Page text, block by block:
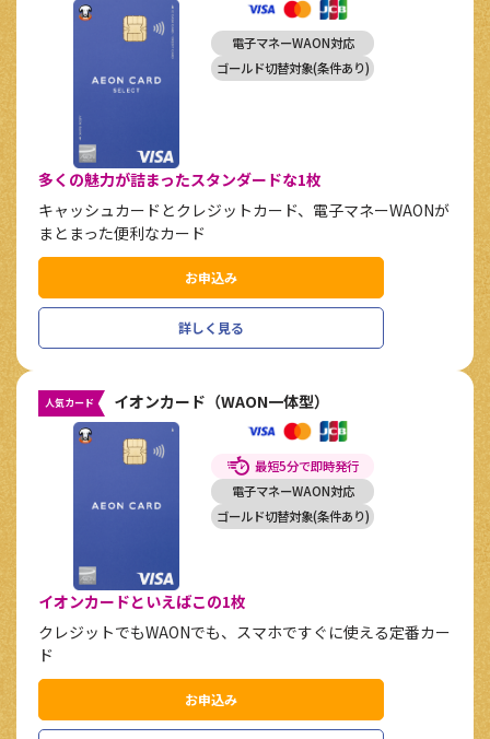
電子マネーWAON対応
ゴールド切替対象(条件あり)
多くの魅力が詰まったスタンダードな1枚
キャッシュカードとクレジットカード、電子マネーWAONが
まとまった便利なカード
お申込み
詳しく見る
人気カード イオンカード（WAON一体型）
最短5分で即時発行
電子マネーWAON対応
ゴールド切替対象(条件あり)
イオンカードといえばこの1枚
クレジットでもWAONでも、スマホですぐに使える定番カー
ド
お申込み